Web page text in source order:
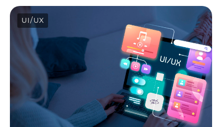
UI/UX
— Тестирование и запуск
Подробнее